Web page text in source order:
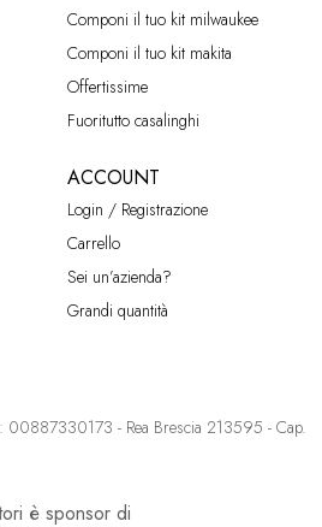
Componi il tuo kit milwaukee
Componi il tuo kit makita
Offertissime
Fuoritutto casalinghi
ACCOUNT
Login / Registrazione
Carrello
Sei un’azienda?
Grandi quantità
- Rea Brescia 213595 - Cap.
è sponsor di